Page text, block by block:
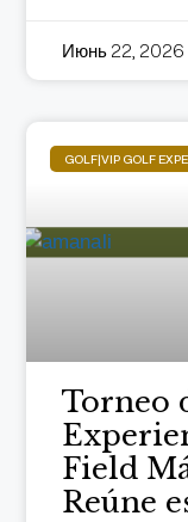
Июнь 22, 2026
GOLF|VIP GOLF
Torneo
Field
Reúne